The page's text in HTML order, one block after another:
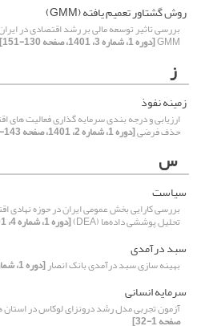
روش گشتاور تعمیم یافته (GMM)
بررسی تاثیر توسعه مالی بر رشد اقتصادی در
GMM[دوره 1، شماره 3، 1401، صفحه 130-151]
ز
زمینه نفوذ
ارزیابی و درجه بندی سرمایه گذاری فعالیت های
حذف فرضی[دوره 1، شماره 2، 1401، صفحه 143-179]
س
سیاست
بررسی کارایی بخش عمومی ایران در حوزه نهادی
تحلیل پوششی داده‌ها (DEA) [دوره 1، شماره 4، 1401، صفحه 139-159]
سبد درآمدی
بهینه سازی سبد درآمدی بانک انصار[دوره 1، شماره 1، 1401، صفحه 97-130]
سرمایه انسانی
آزمون تجربی مدل رشد درونزای لوکاس در استان
صفحه 1-32]